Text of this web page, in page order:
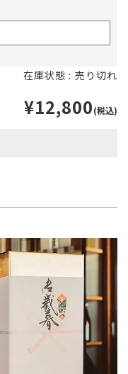
在庫状態 : 売り切れ
¥12,800(税込)